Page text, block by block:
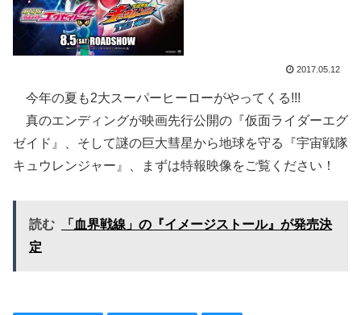
2017.05.12
今年の夏も2大スーパーヒーローがやってくる!!!
真のエンディングが映画先行公開の『仮面ライダーエグ
ゼイド』、そして謎の巨大彗星から地球を守る『宇宙戦隊
キュウレンジャー』、まずは特報映像をご覧ください！
読む
「血界戦線」の『イメージストール』が発売決
定